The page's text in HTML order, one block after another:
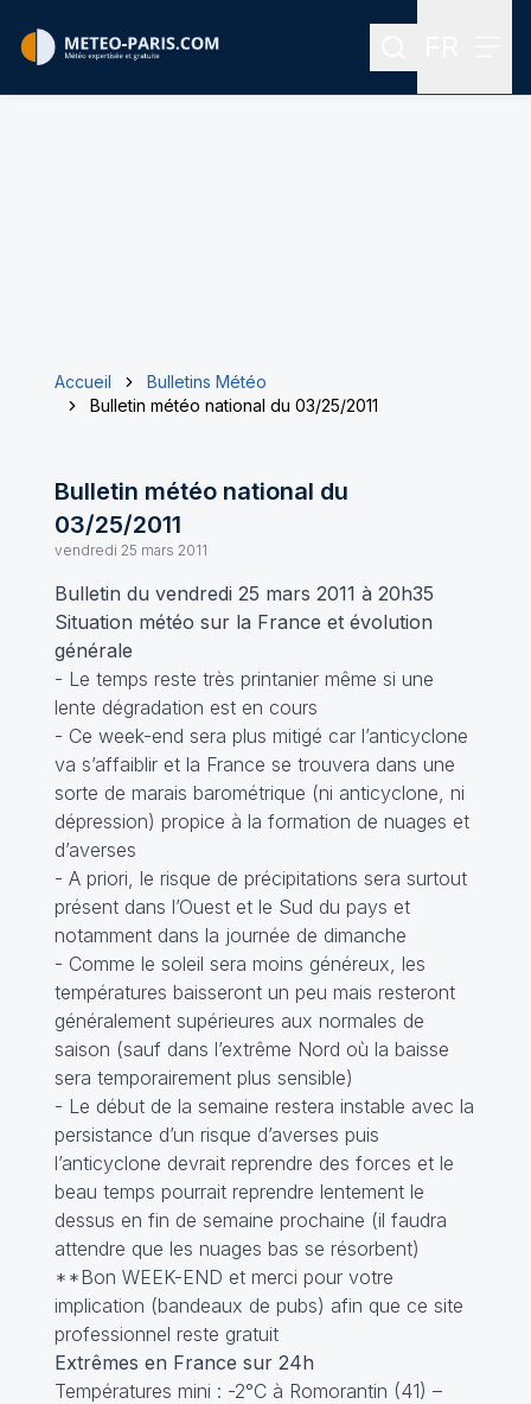
Rechercher
Accueil
Bulletins Météo
Bulletin météo national du 03/25/2011
Bulletin météo national du
03/25/2011
vendredi 25 mars 2011
Bulletin du vendredi 25 mars 2011 à 20h35
Situation météo sur la France et évolution
générale
- Le temps reste très printanier même si une
lente dégradation est en cours
- Ce week-end sera plus mitigé car l’anticyclone
va s’affaiblir et la France se trouvera dans une
sorte de marais barométrique (ni anticyclone, ni
dépression) propice à la formation de nuages et
d’averses
- A priori, le risque de précipitations sera surtout
présent dans l’Ouest et le Sud du pays et
notamment dans la journée de dimanche
- Comme le soleil sera moins généreux, les
températures baisseront un peu mais resteront
généralement supérieures aux normales de
saison (sauf dans l’extrême Nord où la baisse
sera temporairement plus sensible)
- Le début de la semaine restera instable avec la
persistance d’un risque d’averses puis
l’anticyclone devrait reprendre des forces et le
beau temps pourrait reprendre lentement le
dessus en fin de semaine prochaine (il faudra
attendre que les nuages bas se résorbent)
**Bon WEEK-END et merci pour votre
implication (bandeaux de pubs) afin que ce site
professionnel reste gratuit
Extrêmes en France sur 24h
Températures mini : -2°C à Romorantin (41) –